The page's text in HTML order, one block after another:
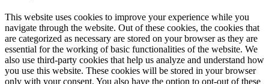
This website uses cookies to improve your experience while you
navigate through the website. Out of these cookies, the cookies that
are categorized as necessary are stored on your browser as they are
essential for the working of basic functionalities of the website. We
also use third-party cookies that help us analyze and understand how
you use this website. These cookies will be stored in your browser
only with your consent. You also have the option to opt-out of these